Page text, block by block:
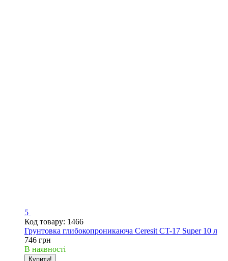
5
Код товару: 1466
Грунтовка глибокопроникаюча Ceresit CT-17 Super 10 л
746 грн
В наявності
Купити!